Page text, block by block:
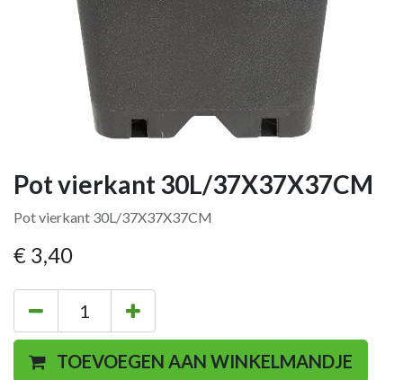
Pot vierkant 30L/37X37X37CM
Pot vierkant 30L/37X37X37CM
€ 3,40
TOEVOEGEN AAN WINKELMANDJE